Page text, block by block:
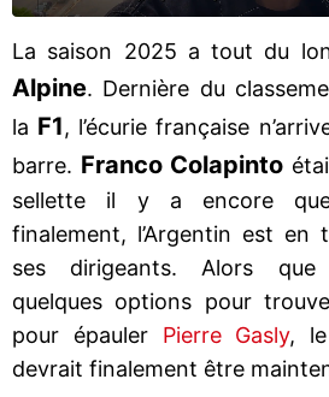
La saison 2025 a tout du
Alpine. Dernière du
la F1, l’écurie française
barre. Franco Colapinto
sellette il y a encore
finalement, l’Argentin est en
ses dirigeants. Alors que
quelques options pour
pour épauler Pierre Gasly,
devrait finalement être